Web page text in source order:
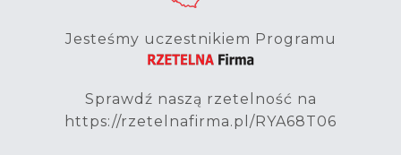
Jesteśmy uczestnikiem Programu
Sprawdź naszą rzetelność na
https://rzetelnafirma.pl/RYA68T06